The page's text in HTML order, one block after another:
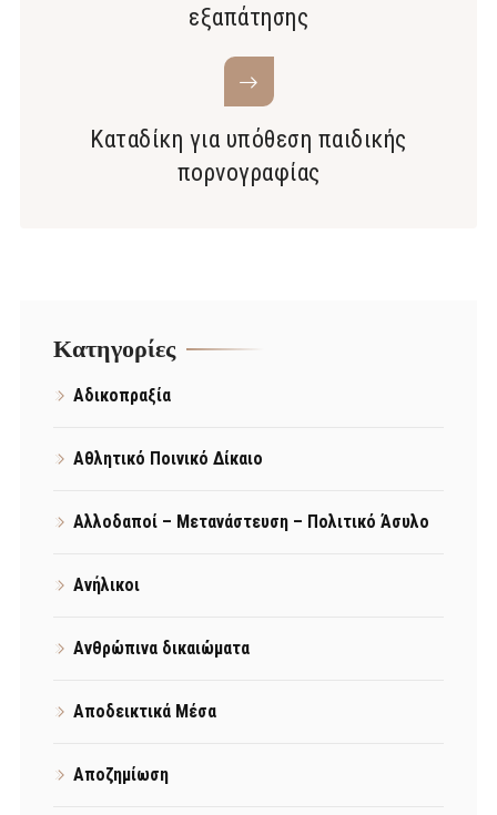
εξαπάτησης
Καταδίκη για υπόθεση παιδικής
πορνογραφίας
Kατηγορίες
Αδικοπραξία
Αθλητικό Ποινικό Δίκαιο
Αλλοδαποί – Μετανάστευση – Πολιτικό Άσυλο
Ανήλικοι
Ανθρώπινα δικαιώματα
Αποδεικτικά Μέσα
Αποζημίωση